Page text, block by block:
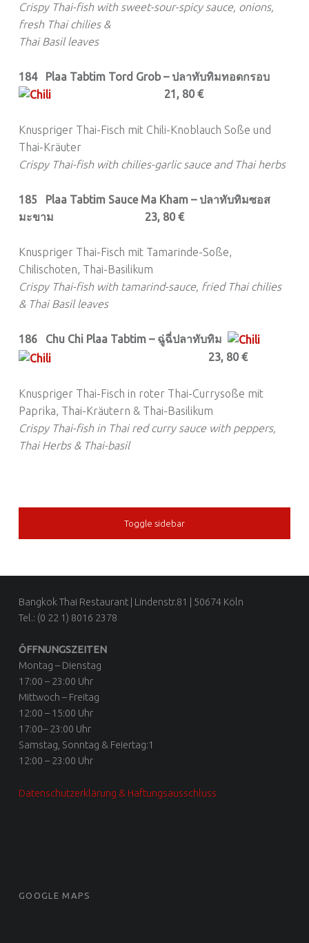
Crispy Thai-fish with sweet-sour-spicy sauce, onions,
fresh Thai chilies &
Thai Basil leaves
184 Plaa Tabtim Tord Grob – ปลาทับทิมทอดกรอบ
21, 80 €
Knuspriger Thai-Fisch mit Chili-Knoblauch Soße und
Thai-Kräuter
Crispy Thai-fish with chilies-garlic sauce and Thai herbs
185 Plaa Tabtim Sauce Ma Kham – ปลาทับทิมซอส
มะขาม 23, 80 €
Knuspriger Thai-Fisch mit Tamarinde-Soße,
Chilischoten, Thai-Basilikum
Crispy Thai-fish with tamarind-sauce, fried Thai chilies
& Thai Basil leaves
186 Chu Chi Plaa Tabtim – ฉู่ฉี่ปลาทับทิม
23, 80 €
Knuspriger Thai-Fisch in roter Thai-Currysoße mit
Paprika, Thai-Kräutern & Thai-Basilikum
Crispy Thai-fish in Thai red curry sauce with peppers,
Thai Herbs & Thai-basil
SIDEBAR
Toggle sidebar
FOOTER SIDEBAR
Bangkok Thai Restaurant | Lindenstr.81 | 50674 Köln
Tel.: (0 22 1) 8016 2378
ÖFFNUNGSZEITEN
Montag – Dienstag
17:00 – 23:00 Uhr
Mittwoch – Freitag
12:00 – 15:00 Uhr
17:00– 23:00 Uhr
Samstag, Sonntag & Feiertag:1
12:00 – 23:00 Uhr
Datenschutzerklärung & Haftungsausschluss
GOOGLE MAPS